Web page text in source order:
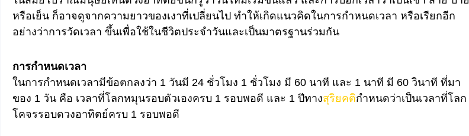
หรือเย็น ก็อาจดูจากความยาวของเงาที่เปลี่ยนไป ทำให้เกิดแนวคิดในการกำหนดเวลา หรือเรียกอีก
อย่างว่าการวัดเวลา ขึ้นเพื่อใช้ในชีวิตประจำวันและเป็นมาตรฐานร่วมกัน
การกำหนดเวลา
ในการกำหนดเวลามีข้อตกลงว่า 1 วันมี 24 ชั่วโมง 1 ชั่วโมง มี 60 นาที และ 1 นาที มี 60 วินาที ที่มา
ของ 1 วัน คือ เวลาที่โลกหมุนรอบตัวเองครบ 1 รอบพอดี และ 1 ปีทางสุริยคติกำหนดว่าเป็นเวลาที่โลก
โคจรรอบดวงอาทิตย์ครบ 1 รอบพอดี